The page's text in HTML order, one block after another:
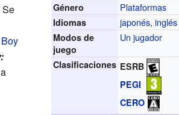
Género
Plataformas
Idiomas japonés,inglés
Modos de
juego
Un jugador
Clasificaciones ESRB
PEGI
CERO